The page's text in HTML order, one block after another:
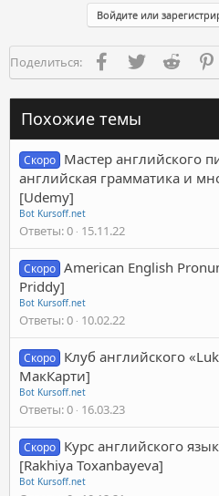
Войдите или
Поделиться: FacebookTwitter Reddit
Похожие темы
Скоро Мастер английского
английская грамматика и
[Udemy]
Bot Kursoff.net
Ответы 0 15.11.22
Скоро American English
Priddy]
Bot Kursoff.net
Ответы 0 10.02.22
Скоро Клуб английского
МакКарти]
Bot Kursoff.net
Ответы 0 16.03.23
Скоро Курс английского
[Rakhiya Toxanbayeva]
Bot Kursoff.net